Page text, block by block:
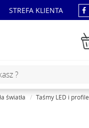
STREFA KLIENTA
światła Taśmy LED i profile